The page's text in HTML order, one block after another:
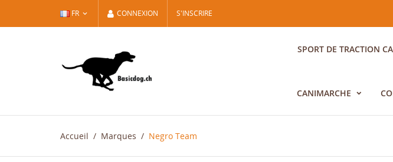
FR CONNEXION S'INSCRIRE
SPORT DE TRACTION
CANIMARCHE
Accueil Marques Negro Team